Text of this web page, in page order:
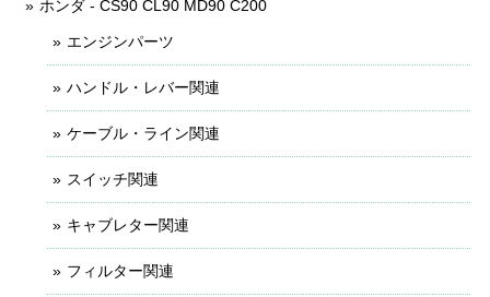
ホンダ - CS90 CL90 MD90 C200
エンジンパーツ
ハンドル・レバー関連
ケーブル・ライン関連
スイッチ関連
キャブレター関連
フィルター関連